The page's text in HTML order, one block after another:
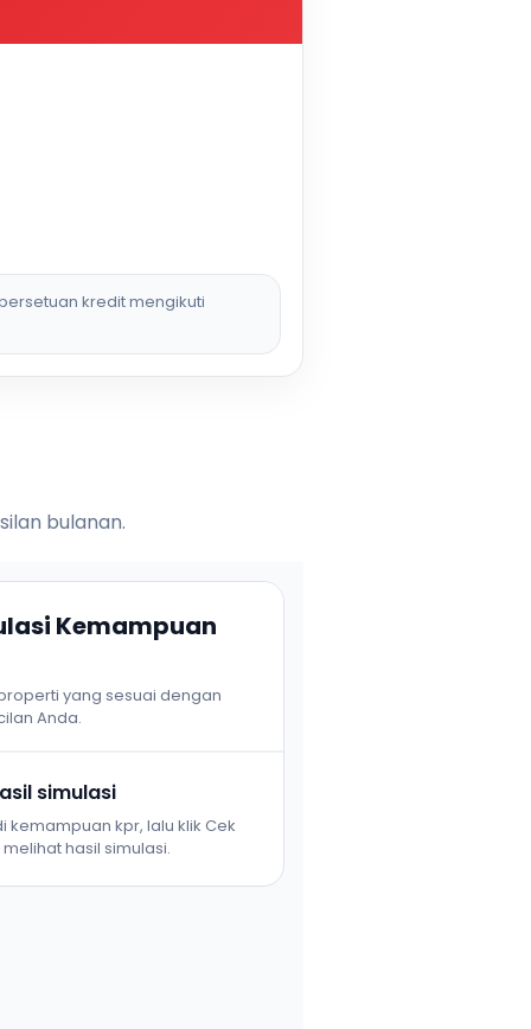
kredit mengikuti
bulanan.
Kemampuan
yang sesuai dengan
Anda.
simulasi
kemampuan kpr, lalu klik Cek
hasil simulasi.